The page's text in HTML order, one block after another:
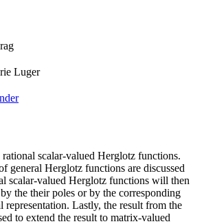
Luger
scalar-valued Herglotz functions.
general Herglotz functions are discussed
scalar-valued Herglotz functions will then
the their poles or by the corresponding
representation. Lastly, the result from the
to extend the result to matrix-valued